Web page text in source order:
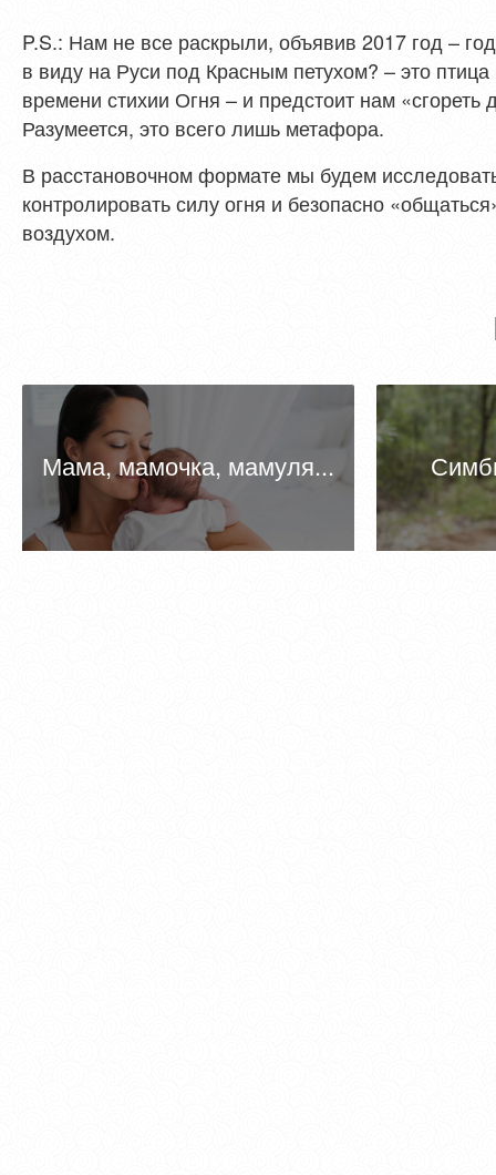
P.S.: Нам не все раскрыли, объявив 2017 год –
в виду на Руси под Красным петухом? – это
времени стихии Огня – и предстоит нам
Разумеется, это всего лишь метафора.
В расстановочном формате мы будем
контролировать силу огня и безопасно
воздухом.
Мама, мамочка, мамуля...